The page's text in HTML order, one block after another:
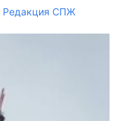
Редакция СПЖ